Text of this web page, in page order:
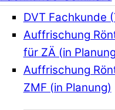
DVT Fachkunde
Auffrischung
für ZÄ (in
Auffrischung
ZMF (in Planung)